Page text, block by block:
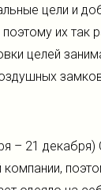
цели и
поэтому их так
целей
– 21 декабря)